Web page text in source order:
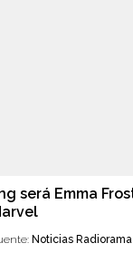
será Emma
Noticias Radiorama